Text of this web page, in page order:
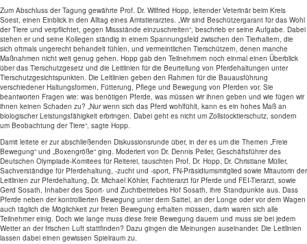
Zum Abschluss der Tagung gewährte Prof. Dr. Wilfried Hopp, leitender Veterinär beim Kreis
Soest, einen Einblick in den Alltag eines Amtstierarztes. „Wir sind Beschützergarant für das Wohl
der Tiere und verpflichtet, gegen Missstände einzuschreiten“, beschrieb er seine Aufgabe. Dabei
stehen er und seine Kollegen ständig in einem Spannungsfeld zwischen den Tierhaltern, die
sich oftmals ungerecht behandelt fühlen, und vermeintlichen Tierschützern, denen manche
Maßnahmen nicht weit genug gehen. Hopp gab den Teilnehmern noch einmal einen Überblick
über das Tierschutzgesetz und die Leitlinien für die Beurteilung von Pferdehaltungen unter
Tierschutzgesichtspunkten. Die Leitlinien geben den Rahmen für die Bauausführung
verschiedener Haltungsformen, Fütterung, Pflege und Bewegung von Pferden vor. Sie
beantworten Fragen wie: was benötigen Pferde, was müssen wir ihnen geben und wie fügen wir
ihnen keinen Schaden zu? „Nur wenn sich das Pferd wohlfühlt, kann es ein hohes Maß an
biologischer Leistungsfähigkeit erbringen. Dabei geht es nicht um Zollstocktierschutz, sondern
um Beobachtung der Tiere“, sagte Hopp.
Damit leitete er zur abschließenden Diskussionsrunde über, in der es um die Themen „Freie
Bewegung“ und „Boxengröße“ ging. Moderiert von Dr. Dennis Peiler, Geschäftsführer des
Deutschen Olympiade-Komitees für Reiterei, tauschten Prof. Dr. Hopp, Dr. Christiane Müller,
Sachverständige für Pferdehaltung, -zucht und -sport, FN-Präsidiumsmitglied sowie Mitautorin der
Leitlinien zur Pferdehaltung, Dr. Michael Köhler, Fachtierarzt für Pferde und FEI-Tierarzt, sowie
Gerd Sosath, Inhaber des Sport- und Zuchtbetriebes Hof Sosath, ihre Standpunkte aus. Dass
Pferde neben der kontrollierten Bewegung unter dem Sattel, an der Longe oder vor dem Wagen
auch täglich die Möglichkeit zur freien Bewegung erhalten müssen, darin waren sich alle
Teilnehmer einig. Doch wie lange muss diese freie Bewegung dauern und muss sie bei jedem
Wetter an der frischen Luft stattfinden? Dazu gingen die Meinungen auseinander. Die Leitlinien
lassen dabei einen gewissen Spielraum zu.